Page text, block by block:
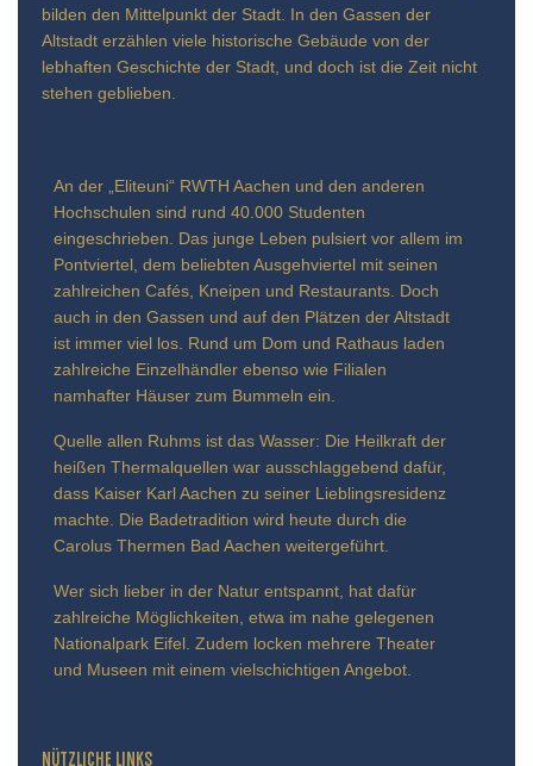
bilden den Mittelpunkt der Stadt. In den Gassen der
Altstadt erzählen viele historische Gebäude von der
lebhaften Geschichte der Stadt, und doch ist die Zeit nicht
stehen geblieben.
An der „Eliteuni“ RWTH Aachen und den anderen
Hochschulen sind rund 40.000 Studenten
eingeschrieben. Das junge Leben pulsiert vor allem im
Pontviertel, dem beliebten Ausgehviertel mit seinen
zahlreichen Cafés, Kneipen und Restaurants. Doch
auch in den Gassen und auf den Plätzen der Altstadt
ist immer viel los. Rund um Dom und Rathaus laden
zahlreiche Einzelhändler ebenso wie Filialen
namhafter Häuser zum Bummeln ein.
Quelle allen Ruhms ist das Wasser: Die Heilkraft der
heißen Thermalquellen war ausschlaggebend dafür,
dass Kaiser Karl Aachen zu seiner Lieblingsresidenz
machte. Die Badetradition wird heute durch die
Carolus Thermen Bad Aachen weitergeführt.
Wer sich lieber in der Natur entspannt, hat dafür
zahlreiche Möglichkeiten, etwa im nahe gelegenen
Nationalpark Eifel. Zudem locken mehrere Theater
und Museen mit einem vielschichtigen Angebot.
NÜTZLICHE LINKS